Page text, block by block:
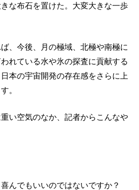
な布石を置けた。大変大きな一歩
、今後、月の極域、北極や南極に
れている水や氷の探査に貢献する
本の宇宙開発の存在感をさらに上
。
い空気のなか、記者からこんなや
んでもいいのではないですか？